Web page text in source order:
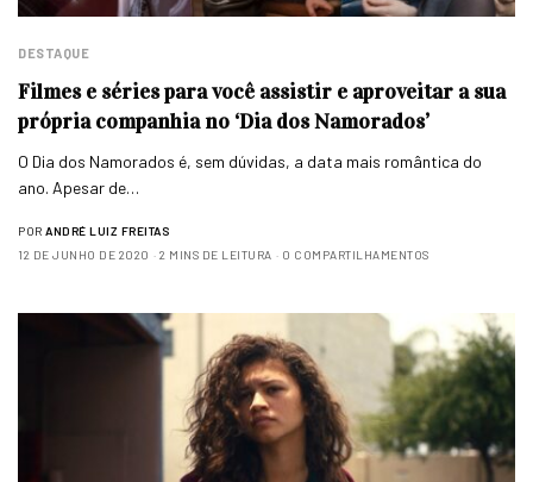
DESTAQUE
Filmes e séries para você assistir e aproveitar a sua
própria companhia no ‘Dia dos Namorados’
O Dia dos Namorados é, sem dúvidas, a data mais romântica do
ano. Apesar de…
POR ANDRÉ LUIZ FREITAS
12 DE JUNHO DE 2020
2 MINS DE LEITURA 0 COMPARTILHAMENTOS